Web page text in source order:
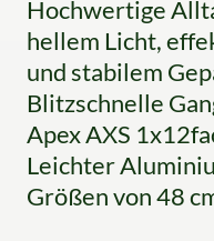
Hochwertige
hellem Licht,
und stabilem
Blitzschnelle
Apex AXS
Leichter
Größen von 48